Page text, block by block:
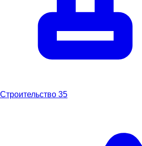
Строительство 35